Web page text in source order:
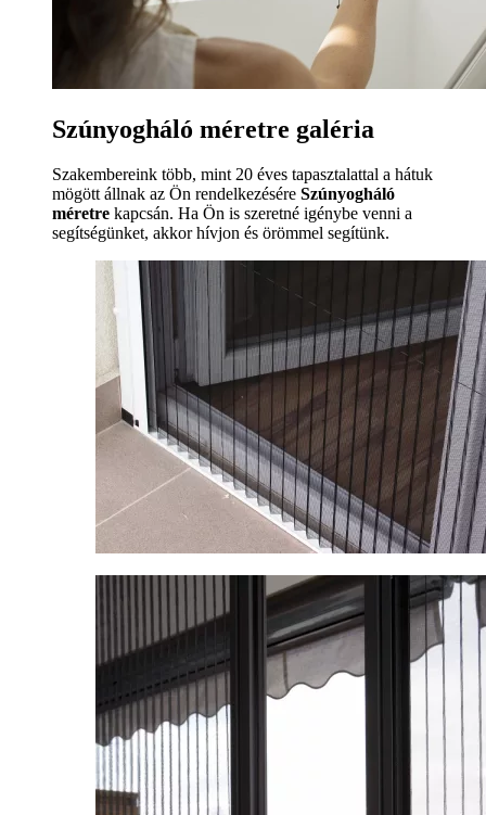
Szúnyogháló méretre galéria
Szakembereink több, mint 20 éves tapasztalattal a hátuk
mögött állnak az Ön rendelkezésére Szúnyogháló
méretre kapcsán. Ha Ön is szeretné igénybe venni a
segítségünket, akkor hívjon és örömmel segítünk.